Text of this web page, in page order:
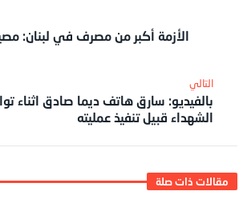
الأزمة أكبر من مصرف في لبنان:
‎التالي
بالفيديو: سارق هاتف ديما صادق اثناء
الشهداء قبيل تنفيذ عمليته